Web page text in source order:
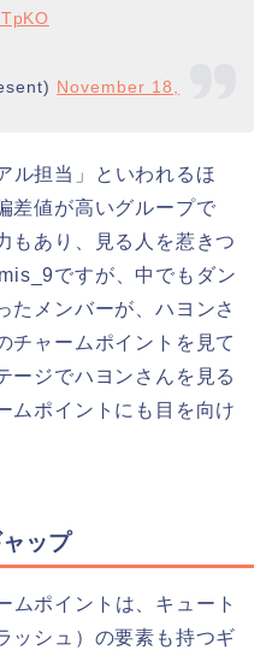
November 18,
ル担当」といわれるほ
差値が高いグループで
もあり、見る人を惹きつ
ですが、中でもダン
たメンバーが、ハヨンさ
チャームポイントを見て
ージでハヨンさんを見る
ムポイントにも目を向け
ップ
ムポイントは、キュート
ッシュ）の要素も持つギ